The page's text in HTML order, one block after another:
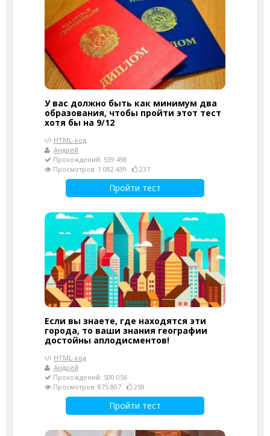
У вас должно быть как минимум два
образования, чтобы пройти этот тест
хотя бы на 9/12
HTML-код
Андрей
Прохождений: 539 498
Просмотров: 1 082 439
237
Пройти тест
Если вы знаете, где находятся эти
города, то ваши знания географии
достойны аплодисментов!
HTML-код
Андрей
Прохождений: 500 056
Просмотров: 875 807
259
Пройти тест